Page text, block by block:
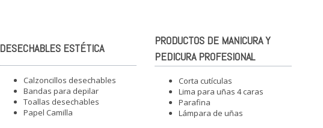
DESECHABLES ESTÉTICA
Calzoncillos desechables
Bandas para depilar
Toallas desechables
Papel Camilla
PRODUCTOS DE MANICURA Y
PEDICURA PROFESIONAL
Corta cutículas
Lima para uñas 4 caras
Parafina
Lámpara de uñas